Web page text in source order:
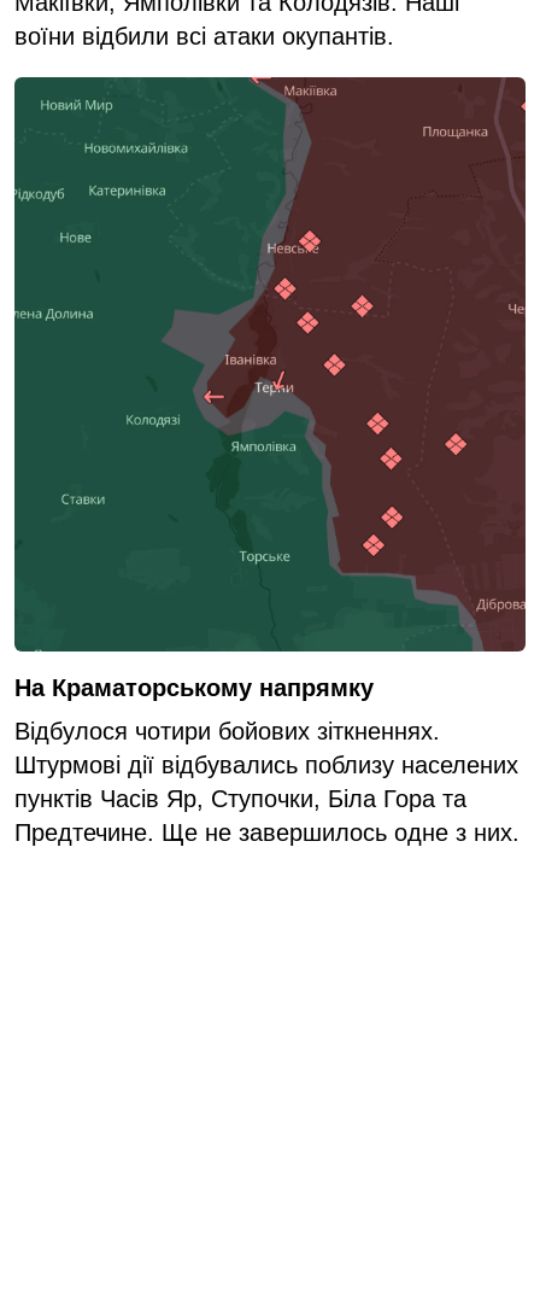
воїни відбили всі атаки окупантів.
На Краматорському напрямку
Відбулося чотири бойових зіткненнях.
Штурмові дії відбувались поблизу населених
пунктів Часів Яр, Ступочки, Біла Гора та
Предтечине. Ще не завершилось одне з них.